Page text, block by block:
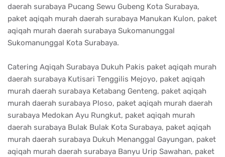
daerah surabaya Pucang Sewu Gubeng Kota Surabaya,
paket aqiqah murah daerah surabaya Manukan Kulon, paket
aqiqah murah daerah surabaya Sukomanunggal
Sukomanunggal Kota Surabaya.
Catering Aqiqah Surabaya Dukuh Pakis paket aqiqah murah
daerah surabaya Kutisari Tenggilis Mejoyo, paket aqiqah
murah daerah surabaya Ketabang Genteng, paket aqiqah
murah daerah surabaya Ploso, paket aqiqah murah daerah
surabaya Medokan Ayu Rungkut, paket aqiqah murah
daerah surabaya Bulak Bulak Kota Surabaya, paket aqiqah
murah daerah surabaya Dukuh Menanggal Gayungan, paket
aqiqah murah daerah surabaya Banyu Urip Sawahan, paket